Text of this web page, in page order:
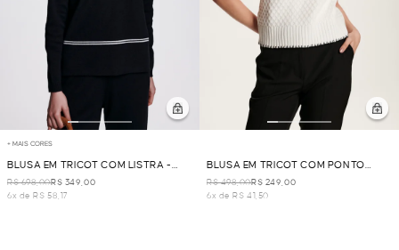
+ MAIS CORES
BLUSA EM TRICOT COM LISTRA -
PRETO
R$ 698,00R$ 349,00
6x de R$ 58,17
BLUSA EM TRICOT COM PONTO
CROCHÊ - OFF WHITE
R$ 498,00R$ 249,00
6x de R$ 41,50